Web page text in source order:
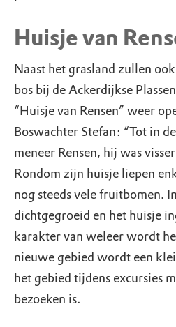
Huisje van
Naast het grasland zullen
bos bij de Ackerdijkse
“Huisje van Rensen” weer
Boswachter Stefan: “Tot in
meneer Rensen, hij was
Rondom zijn huisje liepen
nog steeds vele fruitbomen.
dichtgegroeid en het huisje
karakter van weleer wordt
nieuwe gebied wordt een
het gebied tijdens excursies
bezoeken is.